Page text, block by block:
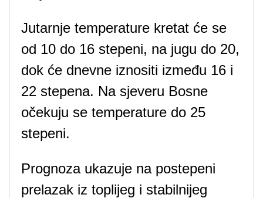
Jutarnje temperature kretat će se
od 10 do 16 stepeni, na jugu do 20,
dok će dnevne iznositi između 16 i
22 stepena. Na sjeveru Bosne
očekuju se temperature do 25
stepeni.
Prognoza ukazuje na postepeni
prelazak iz toplijeg i stabilnijeg